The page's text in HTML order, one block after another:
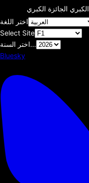
الجائزة الكبري
اختر اللغة
Select Site
اختر السنة...
Bluesky